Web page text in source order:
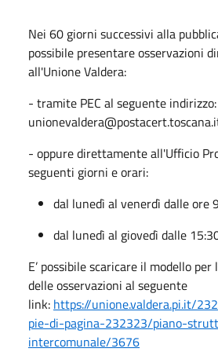
Nei 60 giorni successivi alla
possibile presentare osservazioni
all'Unione Valdera:
- tramite PEC al seguente indirizzo:
- oppure direttamente all'Ufficio
seguenti giorni e orari:
dal lunedì al venerdì dalle ore
dal lunedì al giovedì dalle
E’ possibile scaricare il modello
delle osservazioni al seguente
link: https://unione.valdera.pi.it/
pie-di-pagina-232323/piano-
intercomunale/3676